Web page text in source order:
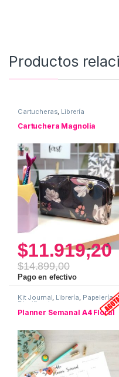
Productos
Cartucheras, Librería
Cartuchera Magnolia
$11.919,20
$14.899,00
Pago en efectivo
Kit Journal, Librería, Papelería,
Planificadores
Planner Semanal A4 Floral